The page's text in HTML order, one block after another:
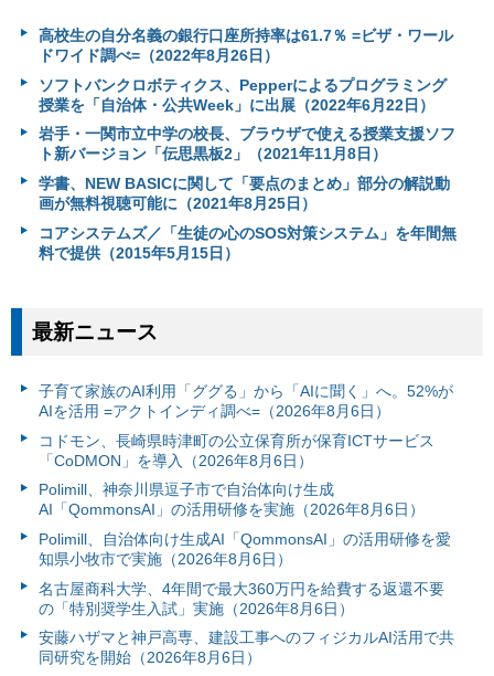
高校生の自分名義の銀行口座所持率は61.7％ =ビザ・ワール
ドワイド調べ=（2022年8月26日）
ソフトバンクロボティクス、Pepperによるプログラミング
授業を「自治体・公共Week」に出展（2022年6月22日）
岩手・一関市立中学の校長、ブラウザで使える授業支援ソフ
ト新バージョン「伝思黒板2」（2021年11月8日）
学書、NEW BASICに関して「要点のまとめ」部分の解説動
画が無料視聴可能に（2021年8月25日）
コアシステムズ／「生徒の心のSOS対策システム」を年間無
料で提供（2015年5月15日）
最新ニュース
子育て家族のAI利用「ググる」から「AIに聞く」へ。52%が
AIを活用 =アクトインディ調べ=（2026年8月6日）
コドモン、長崎県時津町の公立保育所が保育ICTサービス
「CoDMON」を導入（2026年8月6日）
Polimill、神奈川県逗子市で自治体向け生成
AI「QommonsAI」の活用研修を実施（2026年8月6日）
Polimill、自治体向け生成AI「QommonsAI」の活用研修を愛
知県小牧市で実施（2026年8月6日）
名古屋商科大学、4年間で最大360万円を給費する返還不要
の「特別奨学生入試」実施（2026年8月6日）
安藤ハザマと神戸高専、建設工事へのフィジカルAI活用で共
同研究を開始（2026年8月6日）